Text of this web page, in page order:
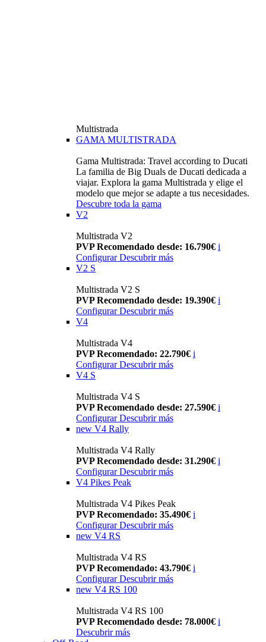
Multistrada
GAMA MULTISTRADA
Gama Multistrada: Travel according to Ducati
La familia de Big Duals de Ducati dedicada a
viajar. Explora la gama Multistrada y elige el
modelo que mejor se adapte a tus necesidades.
Descubre toda la gama
V2
Multistrada V2
PVP Recomendado desde: 16.790€ i
Configurar Descubrir más
V2 S
Multistrada V2 S
PVP Recomendado desde: 19.390€ i
Configurar Descubrir más
V4
Multistrada V4
PVP Recomendado: 22.790€ i
Configurar Descubrir más
V4 S
Multistrada V4 S
PVP Recomendado desde: 27.590€ i
Configurar Descubrir más
new V4 Rally
Multistrada V4 Rally
PVP Recomendado desde: 31.290€ i
Configurar Descubrir más
V4 Pikes Peak
Multistrada V4 Pikes Peak
PVP Recomendado: 35.490€ i
Configurar Descubrir más
new V4 RS
Multistrada V4 RS
PVP Recomendado: 43.790€ i
ConfigurarDescubrir más
new V4 RS 100
Multistrada V4 RS 100
PVP Recomendado desde: 78.000€ i
Descubrir más